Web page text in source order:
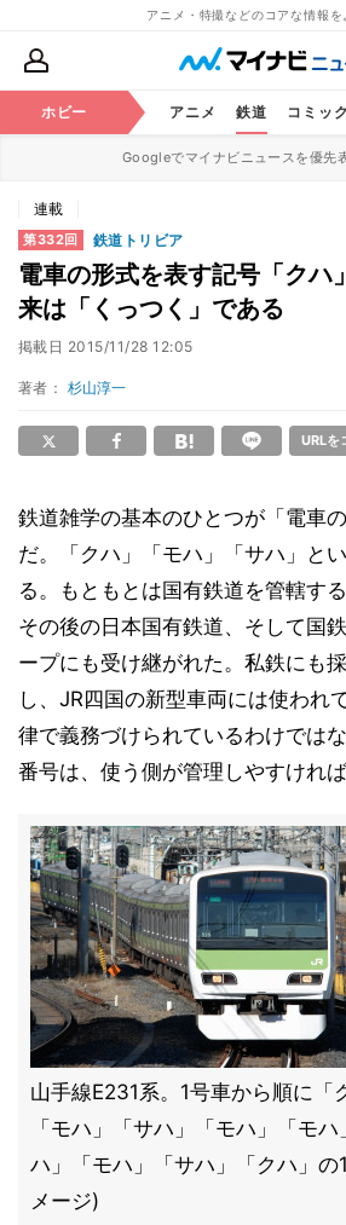
アニメ・特撮などのコアな情報を
ホビー アニメ 鉄道 コミック
Googleでマイナビニュースを優先
連載
第332回 鉄道トリビア
電車の形式を表す記号「クハ
来は「くっつく」である
掲載日 2015/11/28 12:05
著者： 杉山淳一
URLを
鉄道雑学の基本のひとつが「電車
だ。「クハ」「モハ」「サハ」と
る。もともとは国有鉄道を管轄す
その後の日本国有鉄道、そして国
ープにも受け継がれた。私鉄にも
し、JR四国の新型車両には使われ
律で義務づけられているわけでは
番号は、使う側が管理しやすければ
山手線E231系。1号車から順に「
「モハ」「サハ」「モハ」「モ
ハ」「モハ」「サハ」「クハ」の
メージ)